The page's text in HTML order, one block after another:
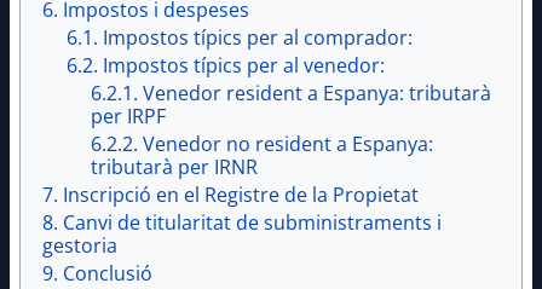
Impostos i despeses
Impostos típics per al comprador:
Impostos típics per al venedor:
Venedor resident a Espanya: tributarà
per IRPF
Venedor no resident a Espanya:
tributarà per IRNR
Inscripció en el Registre de la Propietat
Canvi de titularitat de subministraments i
gestoria
Conclusió